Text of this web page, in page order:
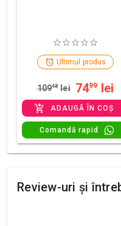
Ultimul produs
10948 lei 7499 lei
ADAUGĂ ÎN COȘ
Comandă rapid
Review-uri și